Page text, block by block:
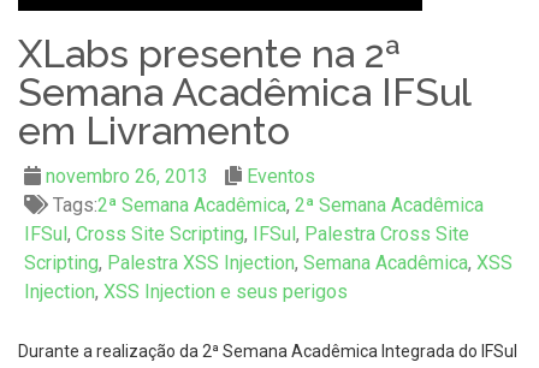
XLabs presente na 2ª
Semana Acadêmica IFSul
em Livramento
novembro 26, 2013
Eventos
Tags:2ª Semana Acadêmica, 2ª Semana Acadêmica
IFSul , Cross Site Scripting, IFSul , Palestra Cross Site
Scripting, Palestra XSS Injection, Semana Acadêmica, XSS
Injection, XSS Injection e seus perigos
Durante a realização da 2ª Semana Acadêmica Integrada do IFSul